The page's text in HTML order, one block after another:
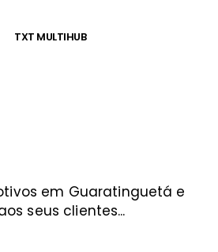
TXT MULTIHUB
em Guaratinguetá e
seus clientes...